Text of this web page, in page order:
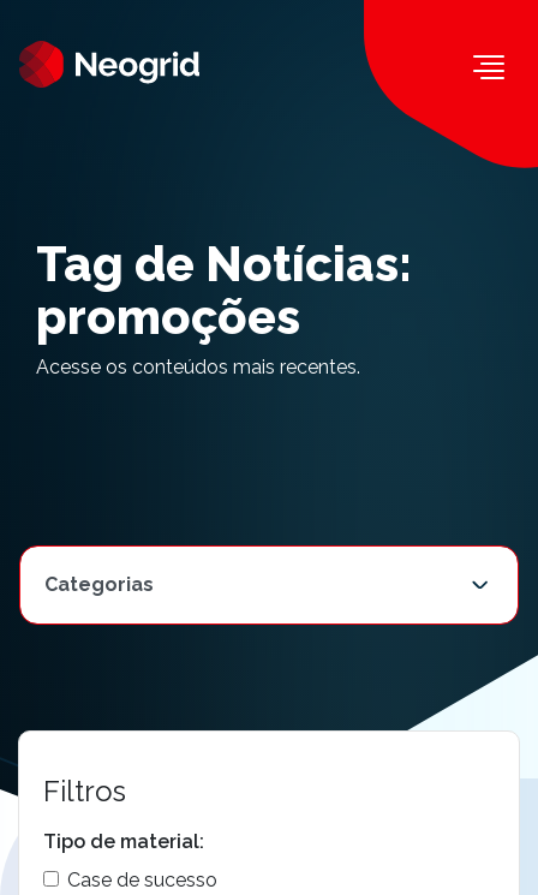
Tag de Notícias:
promoções
Acesse os conteúdos mais recentes.
Filtros
Tipo de material:
Case de sucesso